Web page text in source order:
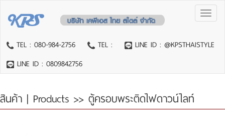
Toggle
TEL : 080-984-2756
TEL :
LINE ID : @KPSTHAISTYLE
LINE ID : 0809842756
สินค้า | Products >> ตู้ครอบพระติดไฟดาวน์ไลท์